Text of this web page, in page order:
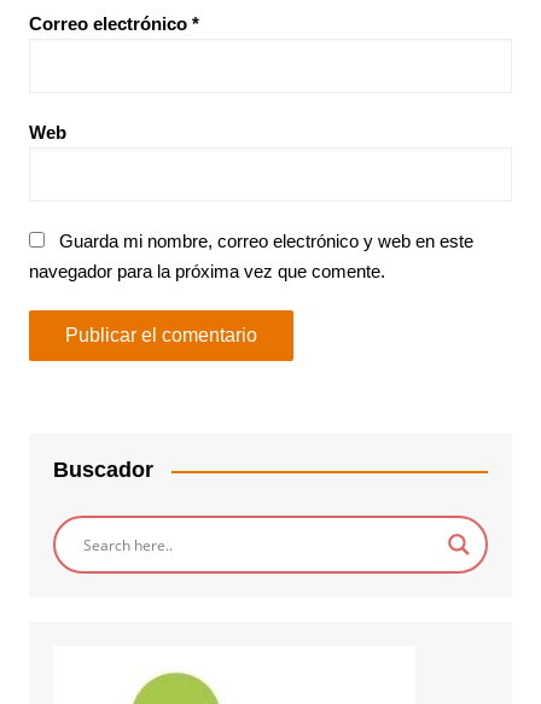
Correo electrónico *
Web
Guarda mi nombre, correo electrónico y web en este
navegador para la próxima vez que comente.
Buscador